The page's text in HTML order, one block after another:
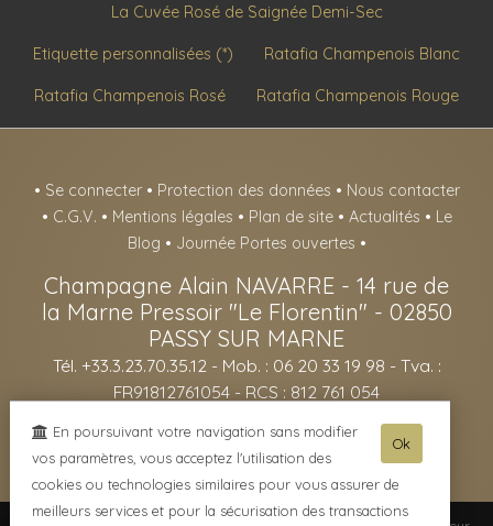
La Cuvée Rosé de Saignée Demi-Sec
Etiquette personnalisées (*) Ratafia Champenois Blanc
Ratafia Champenois Rosé Ratafia Champenois Rouge
• Se connecter • Protection des données • Nous contacter
• C.G.V. • Mentions légales • Plan de site • Actualités • Le
Blog • Journée Portes ouvertes •
Champagne Alain NAVARRE - 14 rue de
la Marne Pressoir "Le Florentin" - 02850
PASSY SUR MARNE
Tél. +33.3.23.70.35.12 - Mob. : 06 20 33 19 98 - Tva. :
FR91812761054 - RCS : 812 761 054
- L'abus d'alcool est dangereux pour la santé, sachez consommer avec
modération - La vente d'alcool est interdite aux mineurs de -18ans -
Ok
En poursuivant votre navigation sans modifier
vos paramètres, vous acceptez l'utilisation des
cookies ou technologies similaires pour vous assurer de
meilleurs services et pour la sécurisation des transactions